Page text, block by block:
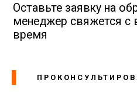
Оставьте заявку на
менеджер свяжется
время